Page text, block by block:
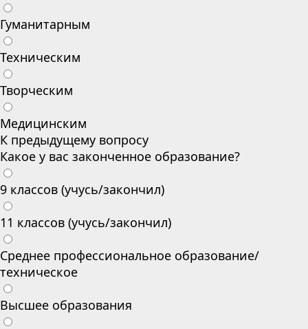
Гуманитарным
Техническим
Творческим
Медицинским
К предыдущему вопросу
Какое у вас законченное образование?
9 классов (учусь/закончил)
11 классов (учусь/закончил)
Среднее профессиональное образование/
техническое
Высшее образования